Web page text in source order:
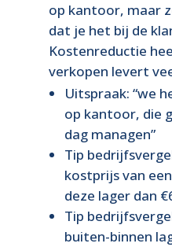
op kantoor, maar
dat je het bij de
Kostenreductie
verkopen levert
Uitspraak: “we
op kantoor, die
dag managen”
Tip
kostprijs van
deze lager dan
Tip
buiten-binnen